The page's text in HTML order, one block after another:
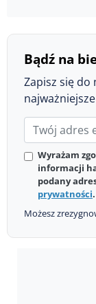
Bądź na
Zapisz się
Wyrażam
informacji
podany
prywatności.
Możesz